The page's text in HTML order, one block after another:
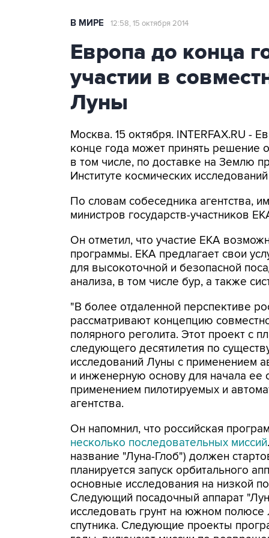
В МИРЕ 12:58, 15 октября 2014
Европа до конца
участии в
Луны
Москва. 15 октября. INTERFAX.RU -
конце года может принять решение
в том числе, по доставке на Землю
Институте космических
По словам собеседника агентства,
министров государств-участников
Он отметил, что участие ЕКА
программы. ЕКА предлагает свои
для высокоточной и безопасной
анализа, в том числе бур, а также
"В более отдаленной перспективе
рассматривают концепцию
полярного реголита. Этот проект с
следующего десятилетия по
исследований Луны с применением
и инженерную основу для начала ее
применением пилотируемых и
агентства.
Он напомнил, что российская
несколько последовательных миссий
название "Луна-Глоб") должен
планируется запуск орбитального
основные исследования на низкой
Следующий посадочный аппарат
исследовать грунт на южном
спутника. Следующие проекты